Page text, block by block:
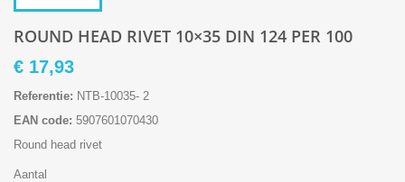
ROUND HEAD RIVET 10×35 DIN 124 PER 100
€ 17,93
Referentie: NTB-10035- 2
EAN code: 5907601070430
Round head rivet
Aantal